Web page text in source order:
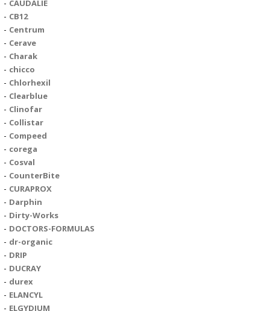
CAUDALIE
CB12
Centrum
Cerave
Charak
chicco
Chlorhexil
Clearblue
Clinofar
Collistar
Compeed
corega
Cosval
CounterBite
CURAPROX
Darphin
Dirty-Works
DOCTORS-FORMULAS
dr-organic
DRIP
DUCRAY
durex
ELANCYL
ELGYDIUM